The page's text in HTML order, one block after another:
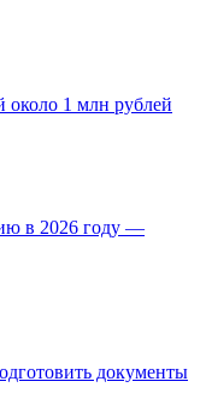
около 1 млн рублей
в 2026 году —
документы